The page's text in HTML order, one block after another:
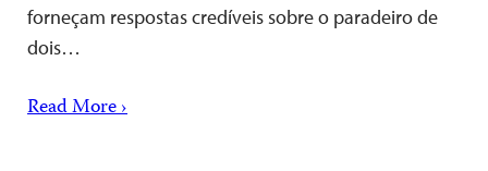
forneçam respostas credíveis sobre o paradeiro de
dois…
Read More ›